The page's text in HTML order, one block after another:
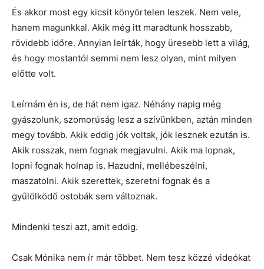
És akkor most egy kicsit könyörtelen leszek. Nem vele,
hanem magunkkal. Akik még itt maradtunk hosszabb,
rövidebb időre. Annyian leírták, hogy üresebb lett a világ,
és hogy mostantól semmi nem lesz olyan, mint milyen
előtte volt.
Leírnám én is, de hát nem igaz. Néhány napig még
gyászolunk, szomorúság lesz a szívünkben, aztán minden
megy tovább. Akik eddig jók voltak, jók lesznek ezután is.
Akik rosszak, nem fognak megjavulni. Akik ma lopnak,
lopni fognak holnap is. Hazudni, mellébeszélni,
maszatolni. Akik szerettek, szeretni fognak és a
gyűlölködő ostobák sem változnak.
Mindenki teszi azt, amit eddig.
Csak Mónika nem ír már többet. Nem tesz közzé videókat